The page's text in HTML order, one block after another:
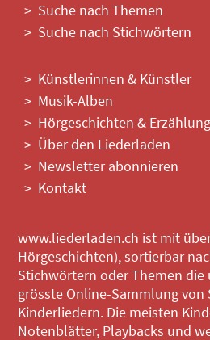
Suche nach Themen
Suche nach Stichwörtern
Künstlerinnen & Künstler
Musik-Alben
Hörgeschichten &
Über den Liederladen
Newsletter abonnieren
Kontakt
www.liederladen.ch ist mit
Hörgeschichten), sortierbar
Stichwörtern oder Themen
grösste Online-Sammlung von
Kinderliedern. Die meisten
Notenblätter, Playbacks und